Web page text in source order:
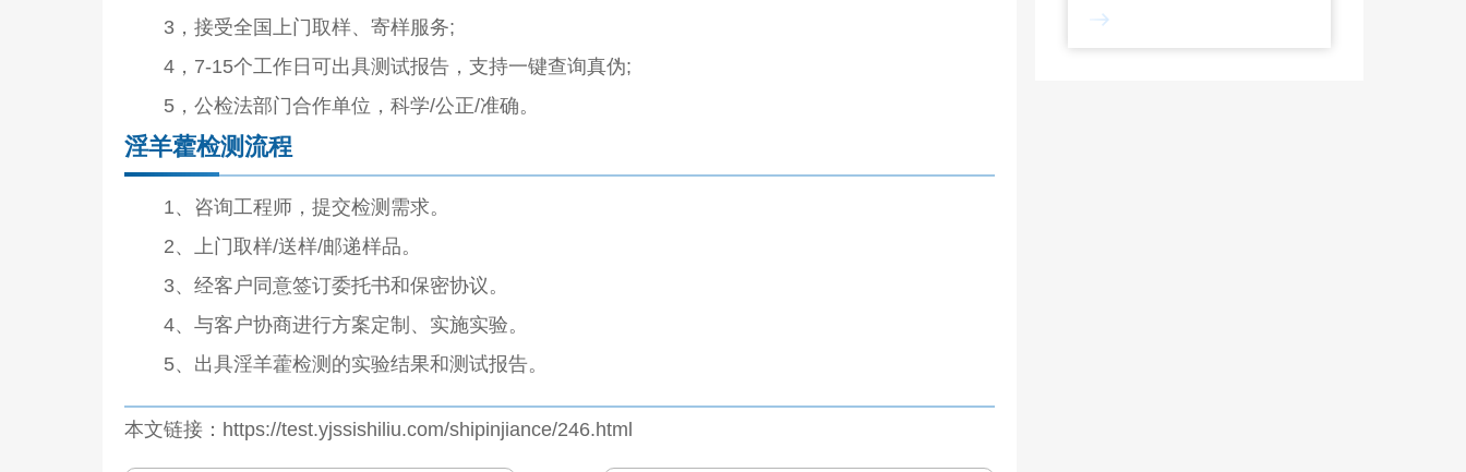
3，接受全国上门取样、寄样服务;
4，7-15个工作日可出具测试报告，支持一键查询真伪;
5，公检法部门合作单位，科学/公正/准确。
淫羊藿检测流程
1、咨询工程师，提交检测需求。
2、上门取样/送样/邮递样品。
3、经客户同意签订委托书和保密协议。
4、与客户协商进行方案定制、实施实验。
5、出具淫羊藿检测的实验结果和测试报告。
本文链接：https://test.yjssishiliu.com/shipinjiance/246.html
析研究所调味料分析实验室可对各类